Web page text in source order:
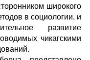
широкого
в социологии, и
развитие
чикагскими